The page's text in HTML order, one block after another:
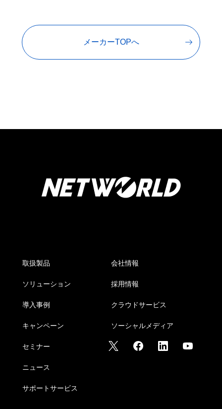
メーカーTOPへ
取扱製品
ソリューション
導入事例
キャンペーン
セミナー
ニュース
サポートサービス
会社情報
採用情報
クラウドサービス
ソーシャルメディア